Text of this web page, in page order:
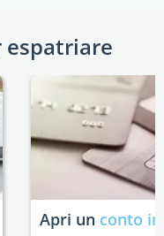
espatriare
Apri un conto